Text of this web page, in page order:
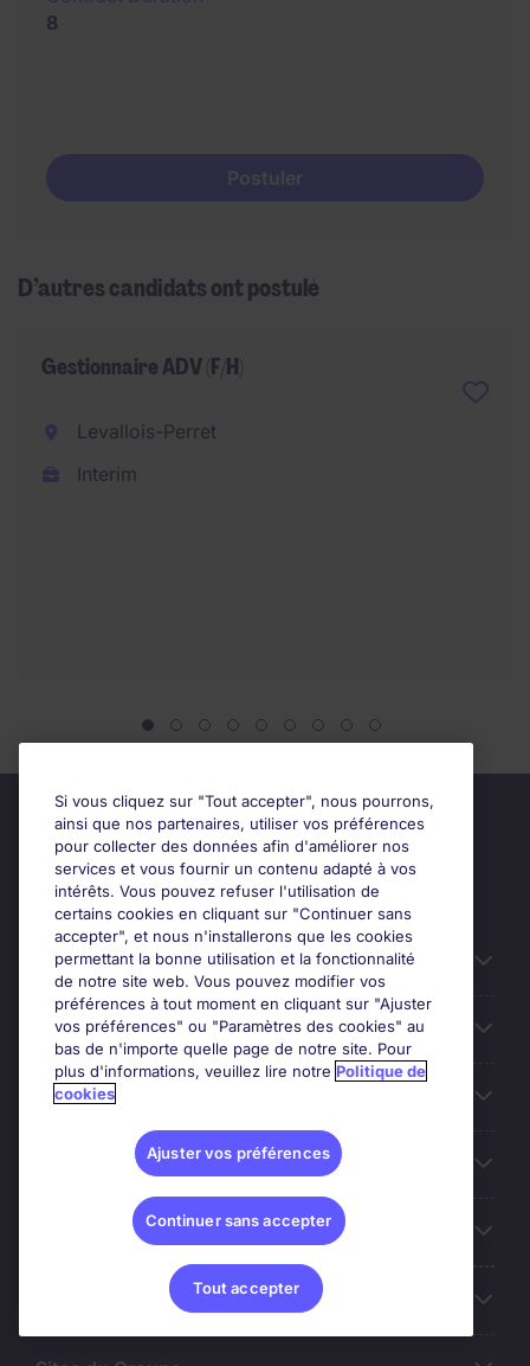
8
Postuler
D’autres candidats ont postulé
Gestionnaire ADV (F/H)
Levallois-Perret
Interim
Candidats
Entreprises
Contact
Les avis Google
Nos offres d'emploi
Si vous cliquez sur "Tout accepter", nous pourrons,
ainsi que nos partenaires, utiliser vos préférences
pour collecter des données afin d'améliorer nos
services et vous fournir un contenu adapté à vos
intérêts. Vous pouvez refuser l'utilisation de
certains cookies en cliquant sur "Continuer sans
accepter", et nous n'installerons que les cookies
permettant la bonne utilisation et la fonctionnalité
de notre site web. Vous pouvez modifier vos
préférences à tout moment en cliquant sur "Ajuster
vos préférences" ou "Paramètres des cookies" au
bas de n'importe quelle page de notre site. Pour
plus d'informations, veuillez lire notre Politique de
cookies
Ajuster vos préférences
Continuer sans accepter
Tout accepter